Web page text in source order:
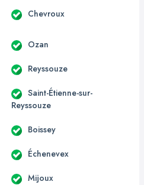
Chevroux
Ozan
Reyssouze
Saint-Étienne-sur-
Reyssouze
Boissey
Échenevex
Mijoux